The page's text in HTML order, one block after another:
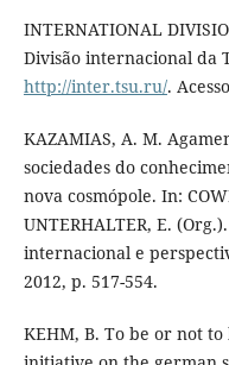
INTERNATIONAL
Divisão internacional da
http://inter.tsu.ru/.
KAZAMIAS, A. M.
sociedades do
nova cosmópole. In:
UNTERHALTER, E.
internacional e
2012, p. 517-554.
KEHM, B. To be or not